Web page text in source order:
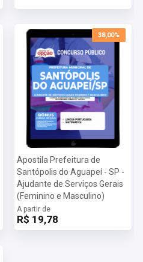
38,00%
Apostila Prefeitura de
Santópolis do Aguapeí - SP -
Ajudante de Serviços Gerais
(Feminino e Masculino)
A partir de
R$ 19,78